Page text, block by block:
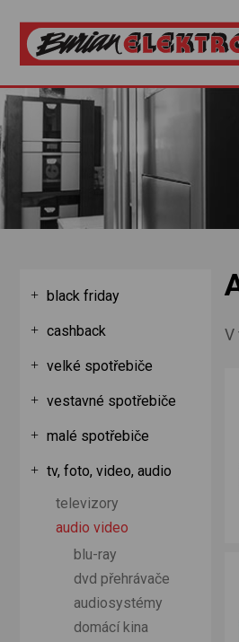
V
black friday
cashback
velké spotřebiče
vestavné spotřebiče
malé spotřebiče
tv, foto, video, audio
televizory
audio video
blu-ray
dvd přehrávače
audiosystémy
domácí kina